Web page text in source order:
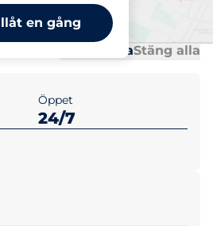
en gång
- Bommen
Öppna allaStäng alla
Öppet
24/7